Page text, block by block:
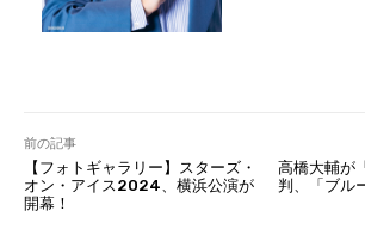
前の記事
【フォトギャラリー】スターズ・
オン・アイス2024、横浜公演が
開幕！
高橋大輔が
判、「ブル